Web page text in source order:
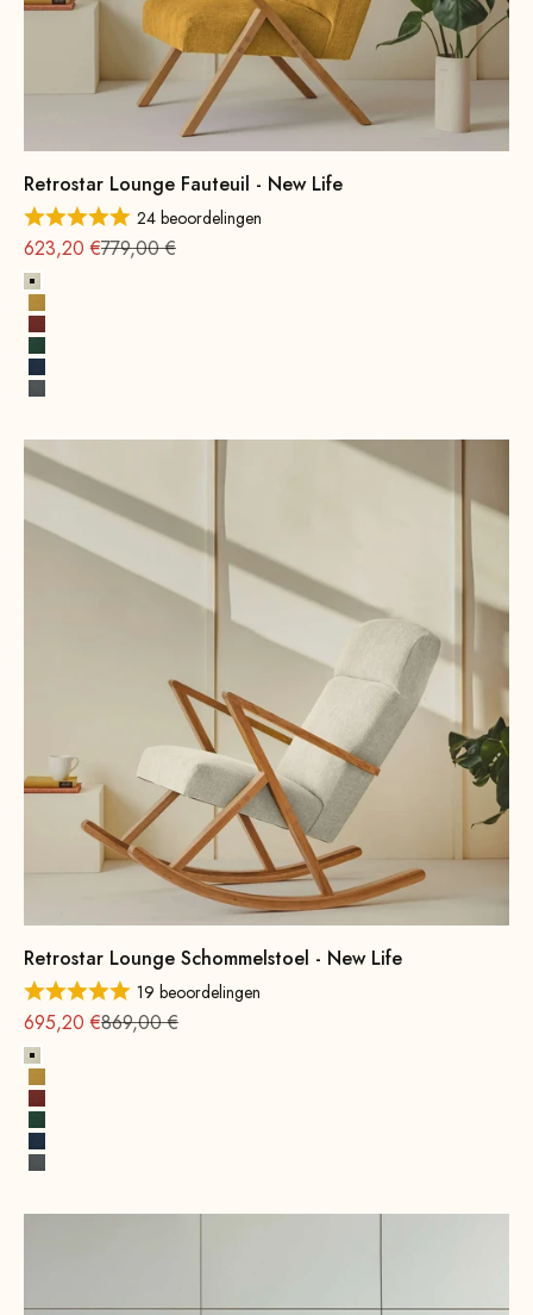
Retrostar Lounge Fauteuil - New Life
24 beoordelingen
Aanbieding vanaf
623,20 €Normale
779,00 €
Alabaster
Zonnegeel
Terracotta
Opaalgroen
Kobaltblauw
Rotsgrijs
Retrostar Lounge Schommelstoel - New Life
19 beoordelingen
Aanbieding vanaf
695,20 €Normale
869,00 €
Alabaster
Zonnegeel
Terracotta
Opaalgroen
Kobaltblauw
Rotsgrijs